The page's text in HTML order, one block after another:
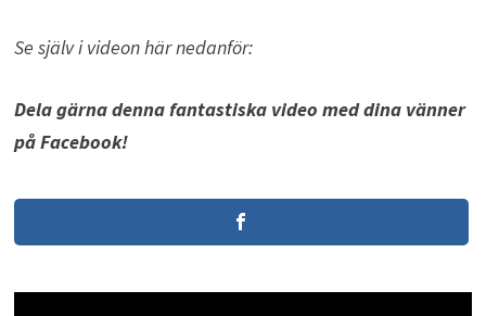
Se själv i videon här nedanför:
Dela gärna denna fantastiska video med dina vänner
på Facebook!